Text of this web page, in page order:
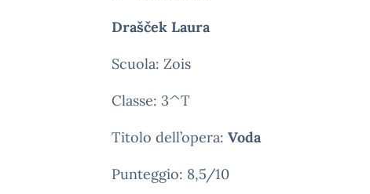
Drašček Laura
Scuola: Zois
Classe: 3^T
Titolo dell’opera: Voda
Punteggio: 8,5/10